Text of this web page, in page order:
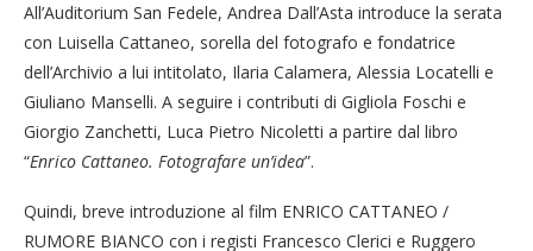
All’Auditorium San Fedele, Andrea Dall’Asta introduce la serata
con Luisella Cattaneo, sorella del fotografo e fondatrice
dell’Archivio a lui intitolato, Ilaria Calamera, Alessia Locatelli e
Giuliano Manselli. A seguire i contributi di Gigliola Foschi e
Giorgio Zanchetti, Luca Pietro Nicoletti a partire dal libro
“Enrico Cattaneo. Fotografare un’idea”.
Quindi, breve introduzione al film ENRICO CATTANEO /
RUMORE BIANCO con i registi Francesco Clerici e Ruggero